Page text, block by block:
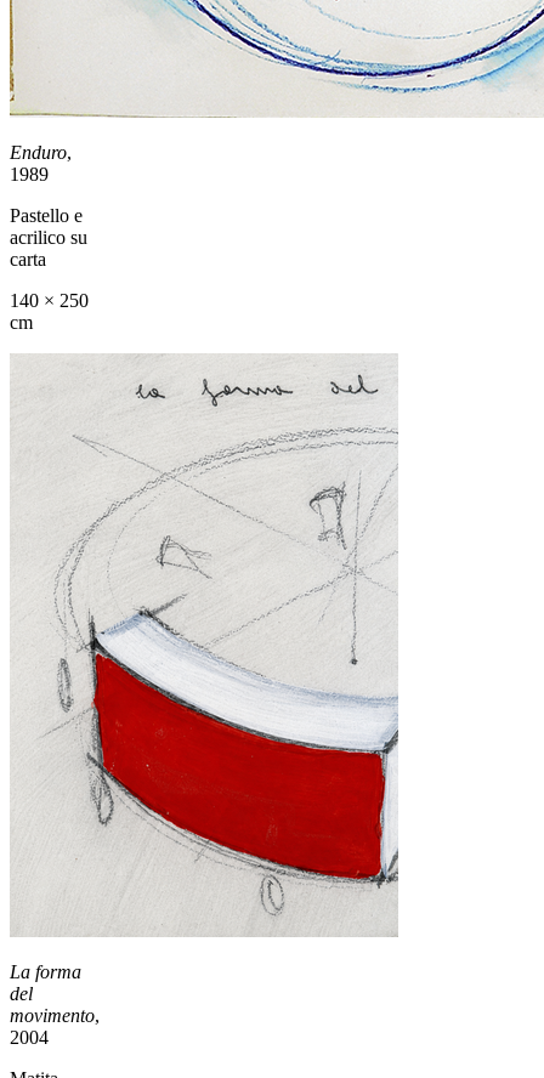
Enduro,
1989
Pastello e
acrilico su
carta
140 × 250
cm
La forma
del
movimento,
2004